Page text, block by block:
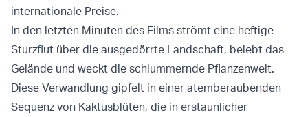
internationale Preise.
In den letzten Minuten des Films strömt eine heftige
Sturzflut über die ausgedörrte Landschaft, belebt das
Gelände und weckt die schlummernde Pflanzenwelt.
Diese Verwandlung gipfelt in einer atemberaubenden
Sequenz von Kaktusblüten, die in erstaunlicher